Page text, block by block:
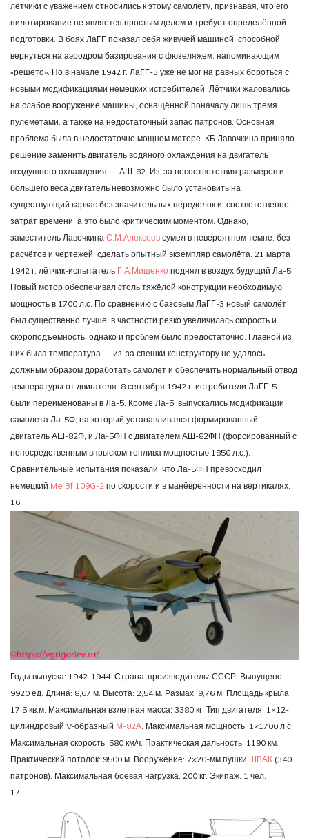
лётчики с уважением относились к этому самолёту, признавая, что его
пилотирование не является простым делом и требует определённой
подготовки. В боях ЛаГГ показал себя живучей машиной, способной
вернуться на аэродром базирования с фюзеляжем, напоминающим
«решето». Но в начале 1942 г. ЛаГГ-3 уже не мог на равных бороться с
новыми модификациями немецких истребителей. Лётчики жаловались
на слабое вооружение машины, оснащённой поначалу лишь тремя
пулемётами, а также на недостаточный запас патронов. Основная
проблема была в недостаточно мощном моторе. КБ Лавочкина приняло
решение заменить двигатель водяного охлаждения на двигатель
воздушного охлаждения — АШ-82. Из-за несоответствия размеров и
большего веса двигатель невозможно было установить на
существующий каркас без значительных переделок и, соответственно,
затрат времени, а это было критическим моментом. Однако,
заместитель Лавочкина С.М.Алексеев сумел в невероятном темпе, без
расчётов и чертежей, сделать опытный экземпляр самолёта. 21 марта
1942 г. лётчик-испытатель Г.А.Мищенко поднял в воздух будущий Ла-5.
Новый мотор обеспечивал столь тяжёлой конструкции необходимую
мощность в 1700 л.с. По сравнению с базовым ЛаГГ-3 новый самолёт
был существенно лучше, в частности резко увеличилась скорость и
скороподъёмность, однако и проблем было предостаточно. Главной из
них была температура — из-за спешки конструктору не удалось
должным образом доработать самолёт и обеспечить нормальный отвод
температуры от двигателя. 8 сентября 1942 г. истребители ЛаГГ-5
были переименованы в Ла-5. Кроме Ла-5, выпускались модификации
самолета Ла-5Ф, на который устанавливался формированный
двигатель АШ-82Ф, и Ла-5ФН с двигателем АШ-82ФН (форсированный с
непосредственным впрыском топлива мощностью 1850 л.с.).
Сравнительные испытания показали, что Ла-5ФН превосходил
немецкий Me Bf.109G-2 по скорости и в манёвренности на вертикалях.
16.
Годы выпуска: 1942-1944. Страна-производитель: СССР. Выпущено:
9920 ед. Длина: 8,67 м. Высота: 2,54 м. Размах: 9,76 м. Площадь крыла:
17,5 кв.м. Максимальная взлетная масса: 3380 кг. Тип двигателя: 1×12-
цилиндровый V-образный М-82А. Максимальная мощность: 1×1700 л.с.
Максимальная скорость: 580 км/ч. Практическая дальность: 1190 км.
Практический потолок: 9500 м. Вооружение: 2×20-мм пушки ШВАК (340
патронов). Максимальная боевая нагрузка: 200 кг. Экипаж: 1 чел.
17.